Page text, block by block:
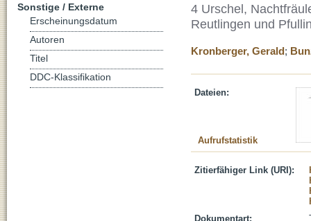
4 Urschel,
Reutlingen und
Kronberger, Gerald;
Dateien:
Aufrufstatistik
Zitierfähiger Link (URI):
Dokumentart:
Sonstige / Externe
Erscheinungsdatum
Autoren
Titel
DDC-Klassifikation